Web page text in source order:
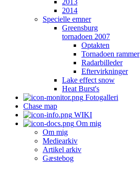
2013
2014
Specielle emner
Greensburg
tornadoen 2007
Optakten
Tornadoen rammer
Radarbilleder
Eftervirkninger
Lake effect snow
Heat Burst's
Fotogalleri
Chase map
WIKI
Om mig
Om mig
Mediearkiv
Artikel arkiv
Gæstebog